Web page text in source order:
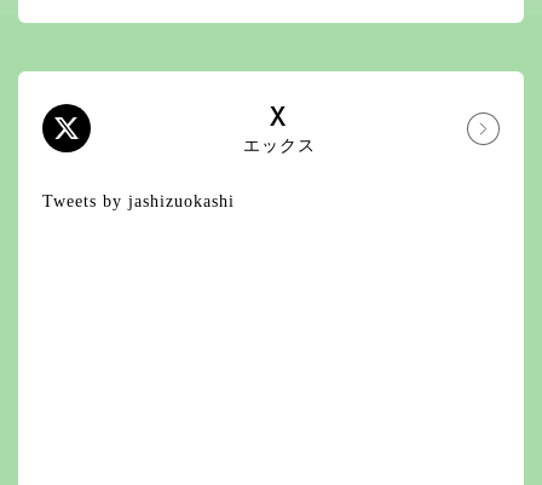
X
エックス
Tweets by jashizuokashi